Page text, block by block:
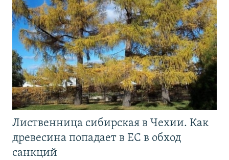
Лиственница сибирская в Чехии. Как
древесина попадает в ЕС в обход
санкций